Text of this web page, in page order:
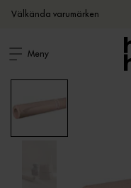
Välkända varumärken
Meny